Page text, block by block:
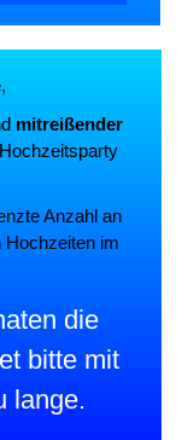
mitreißender
Anzahl an
Hochzeiten im
die
bitte mit
lange.